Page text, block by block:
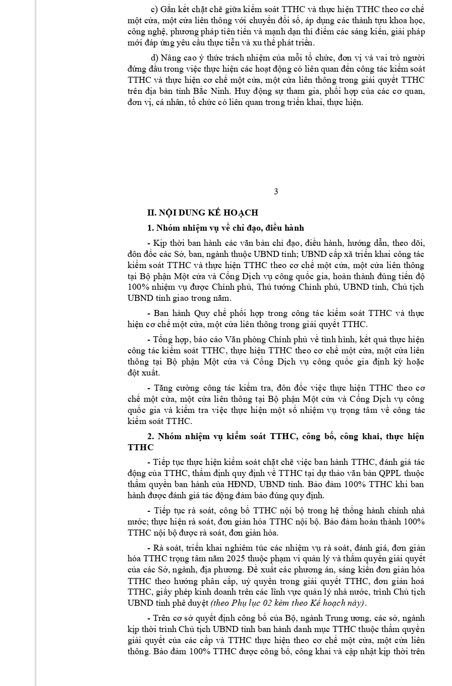
c) Gắn kết chặt chẽ giữa kiểm soát TTHC và thực hiện TTHC theo cơ chế
một cửa, một cửa liên thông với chuyển đổi số, áp dụng các thành tựu khoa học,
công nghệ, phương pháp tiên tiến và mạnh dạn thí điểm các sáng kiến, giải pháp
mới đáp ứng yêu cầu thực tiễn và xu thế phát triển.
d) Nâng cao ý thức trách nhiệm của mỗi tổ chức, đơn vị và vai trò người
đứng đầu trong việc thực hiện các hoạt động có liên quan đến công tác kiểm soát
TTHC và thực hiện cơ chế một cửa, một cửa liên thông trong giải quyết TTHC
trên địa bàn tỉnh Bắc Ninh. Huy động sự tham gia, phối hợp của các cơ quan,
đơn vị, cá nhân, tổ chức có liên quan trong triển khai, thực hiện.
3
II. NỘI DUNG KẾ HOẠCH
1. Nhóm nhiệm vụ về chỉ đạo, điều hành
- Kịp thời ban hành các văn bản chỉ đạo, điều hành, hướng dẫn, theo dõi,
đôn đốc các Sở, ban, ngành thuộc UBND tỉnh; UBND cấp xã triển khai công tác
kiểm soát TTHC và thực hiện TTHC theo cơ chế một cửa, một cửa liên thông
tại Bộ phận Một cửa và Cổng Dịch vụ công quốc gia, hoàn thành đúng tiến độ
100% nhiệm vụ được Chính phủ, Thủ tướng Chính phủ, UBND tỉnh, Chủ tịch
UBND tỉnh giao trong năm.
- Ban hành Quy chế phối hợp trong công tác kiểm soát TTHC và thực
hiện cơ chế một cửa, một cửa liên thông trong giải quyết TTHC.
- Tổng hợp, báo cáo Văn phòng Chính phủ về tình hình, kết quả thực hiện
công tác kiểm soát TTHC, thực hiện TTHC theo cơ chế một cửa, một cửa liên
thông tại Bộ phận Một cửa và Cổng Dịch vụ công quốc gia định kỳ hoặc
đột xuất.
- Tăng cường công tác kiểm tra, đôn đốc việc thực hiện TTHC theo cơ
chế một cửa, một cửa liên thông tại Bộ phận Một cửa và Cổng Dịch vụ công
quốc gia và kiểm tra việc thực hiện một số nhiệm vụ trọng tâm về công tác
kiểm soát TTHC.
2. Nhóm nhiệm vụ kiểm soát TTHC, công bố, công khai, thực hiện
TTHC
- Tiếp tục thực hiện kiểm soát chặt chẽ việc ban hành TTHC, đánh giá tác
động của TTHC, thẩm định quy định về TTHC tại dự thảo văn bản QPPL thuộc
thẩm quyền ban hành của HĐND, UBND tỉnh. Bảo đảm 100% TTHC khi ban
hành được đánh giá tác động đảm bảo đúng quy định.
- Tiếp tục rà soát, công bố TTHC nội bộ trong hệ thống hành chính nhà
nước; thực hiện rà soát, đơn giản hóa TTHC nội bộ. Bảo đảm hoàn thành 100%
TTHC nội bộ được rà soát, đơn giản hóa.
- Rà soát, triển khai nghiêm túc các nhiệm vụ rà soát, đánh giá, đơn giản
hóa TTHC trọng tâm năm 2025 thuộc phạm vi quản lý và thẩm quyền giải quyết
của các Sở, ngành, địa phương. Đề xuất các phương án, sáng kiến đơn giản hóa
TTHC theo hướng phân cấp, uỷ quyền trong giải quyết TTHC, đơn giản hoá
TTHC, giấy phép kinh doanh trên các lĩnh vực quản lý nhà nước, trình Chủ tịch
UBND tỉnh phê duyệt (theo Phụ lục 02 kèm theo Kế hoạch này).
- Trên cơ sở quyết định công bố của Bộ, ngành Trung ương, các sở, ngành
kịp thời trình Chủ tịch UBND tỉnh ban hành danh mục TTHC thuộc thẩm quyền
giải quyết của các cấp và TTHC thực hiện theo cơ chế một cửa, một cửa liên
thông. Bảo đảm 100% TTHC được công bố, công khai và cập nhật kịp thời trên